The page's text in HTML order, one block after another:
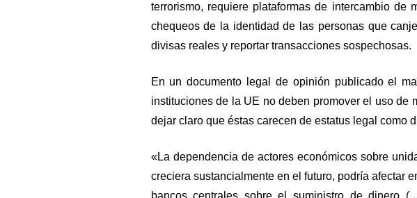
terrorismo, requiere plataformas de intercambio de
chequeos de la identidad de las personas que
divisas reales y reportar transacciones sospechosas.
En un documento legal de opinión publicado el
instituciones de la UE no deben promover el uso de
dejar claro que éstas carecen de estatus legal como
«La dependencia de actores económicos sobre
creciera sustancialmente en el futuro, podría afectar
bancos centrales sobre el suministro de dinero